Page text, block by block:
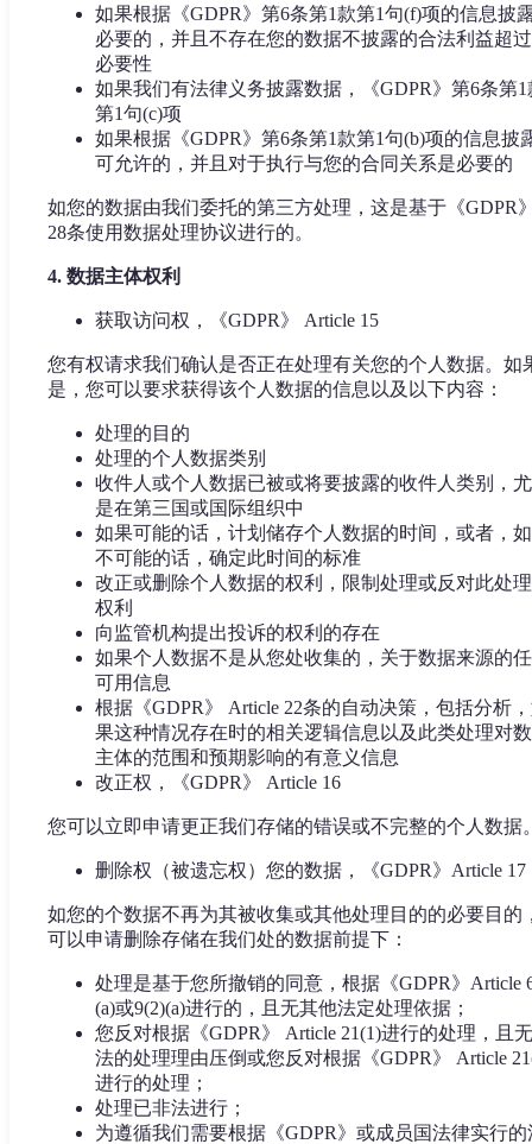
如果根据《GDPR》第6条第1款第1句(f)项的信息披
必要的，并且不存在您的数据不披露的合法利益超
必要性
如果我们有法律义务披露数据，《GDPR》第6条第1
第1句(c)项
如果根据《GDPR》第6条第1款第1句(b)项的信息披
可允许的，并且对于执行与您的合同关系是必要的
如您的数据由我们委托的第三方处理，这是基于《GDPR
28条使用数据处理协议进行的。
4. 数据主体权利
获取访问权，《GDPR》 Article 15
您有权请求我们确认是否正在处理有关您的个人数据。如
是，您可以要求获得该个人数据的信息以及以下内容：
处理的目的
处理的个人数据类别
收件人或个人数据已被或将要披露的收件人类别，
是在第三国或国际组织中
如果可能的话，计划储存个人数据的时间，或者，
不可能的话，确定此时间的标准
改正或删除个人数据的权利，限制处理或反对此处
权利
向监管机构提出投诉的权利的存在
如果个人数据不是从您处收集的，关于数据来源的
可用信息
根据《GDPR》 Article 22条的自动决策，包括分析
果这种情况存在时的相关逻辑信息以及此类处理对
主体的范围和预期影响的有意义信息
改正权，《GDPR》 Article 16
您可以立即申请更正我们存储的错误或不完整的个人数据
删除权（被遗忘权）您的数据，《GDPR》Article 17
如您的个数据不再为其被收集或其他处理目的的必要目的
可以申请删除存储在我们处的数据前提下：
处理是基于您所撤销的同意，根据《GDPR》Article
(a)或9(2)(a)进行的，且无其他法定处理依据；
您反对根据《GDPR》 Article 21(1)进行的处理，且
法的处理理由压倒或您反对根据《GDPR》 Article
进行的处理；
处理已非法进行；
为遵循我们需要根据《GDPR》或成员国法律实行的